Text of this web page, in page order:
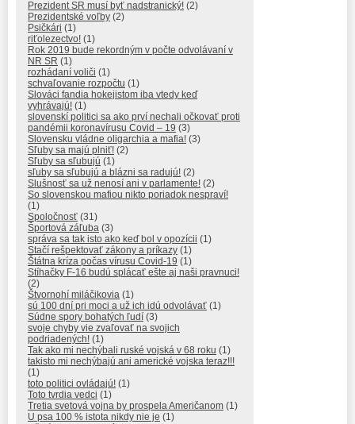
Prezident SR musí byť nadstranický! (2)
Prezidentské voľby (2)
Psičkári (1)
riťolezectvo! (1)
Rok 2019 bude rekordným v počte odvolávaní v
NR SR (1)
rozhádaní voliči (1)
schvaľovanie rozpočtu (1)
Slováci fandia hokejistom iba vtedy keď
vyhrávajú! (1)
slovenskí politici sa ako prví nechali očkovať proti
pandémii koronavírusu Covid – 19 (3)
Slovensku vládne oligarchia a mafia! (3)
Sľuby sa majú plniť! (2)
Sľuby sa sľubujú (1)
sľuby sa sľubujú a blázni sa radujú! (2)
Slušnosť sa už nenosí ani v parlamente! (2)
So slovenskou mafiou nikto poriadok nespraví!
(1)
Spoločnosť (31)
Športová záľuba (3)
správa sa tak isto ako keď bol v opozícii (1)
Stačí rešpektovať zákony a príkazy (1)
Štátna kríza počas vírusu Covid-19 (1)
Stíhačky F-16 budú splácať ešte aj naši pravnuci!
(2)
Štvornohí miláčikovia (1)
sú 100 dní pri moci a už ich idú odvolávať (1)
Súdne spory bohatých ľudí (3)
svoje chyby vie zvaľovať na svojich
podriadených! (1)
Tak ako mi nechýbali ruské vojská v 68 roku (1)
takisto mi nechýbajú ani americké vojska teraz!!!
(1)
toto politici ovládajú! (1)
Toto tvrdia vedci (1)
Tretia svetová vojna by prospela Američanom (1)
U psa 100 % istota nikdy nie je (1)